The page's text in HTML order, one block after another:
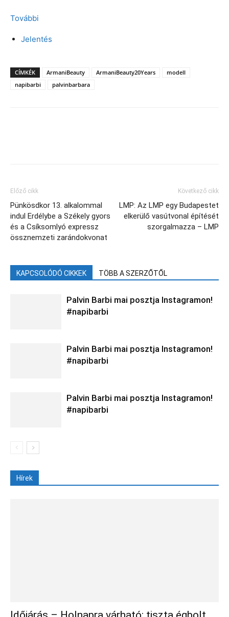
További
Jelentés
CÍMKÉK ArmaniBeauty ArmaniBeauty20Years
modell
napibarbi
palvinbarbara
Előző cikk
Pünkösdkor 13. alkalommal
indul Erdélybe a Székely gyors
és a Csíksomlyó expressz
össznemzeti zarándokvonat
Következő cikk
LMP: Az LMP egy Budapestet
elkerülő vasútvonal építését
szorgalmazza – LMP
KAPCSOLÓDÓ CIKKEK TÖBB A SZERZŐTŐL
Palvin Barbi mai posztja Instagramon!
#napibarbi
Palvin Barbi mai posztja Instagramon!
#napibarbi
Palvin Barbi mai posztja Instagramon!
#napibarbi
Hírek